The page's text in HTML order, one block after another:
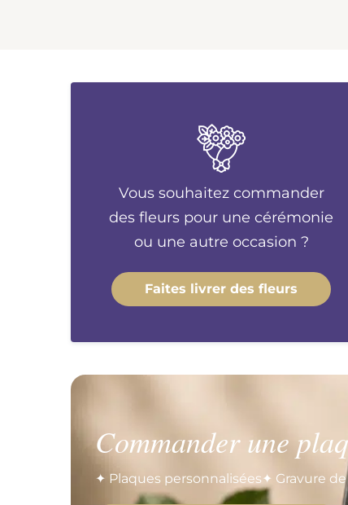
Vous souhaitez commander
des fleurs pour une cérémonie
ou une autre occasion ?
Faites livrer des fleurs
Commander une
✦ Plaques personnalisées✦ Gravure